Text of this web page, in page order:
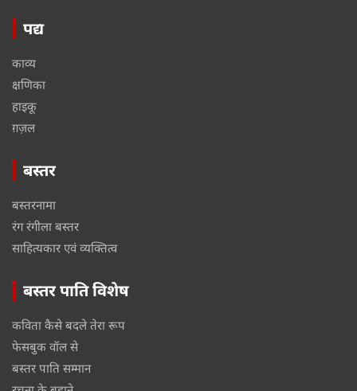
पद्य
काव्य
क्षणिका
हाइकू
ग़ज़ल
बस्तर
बस्तरनामा
रंग रंगीला बस्तर
साहित्यकार एवं व्यक्तित्व
बस्तर पाति विशेष
कविता कैसे बदले तेरा रूप
फेसबुक वॉल से
बस्तर पाति सम्मान